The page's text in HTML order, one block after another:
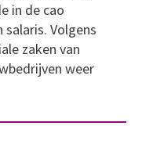
in de cao
Volgens
zaken van
weer